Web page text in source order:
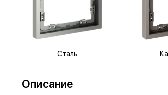
Сталь
Описание